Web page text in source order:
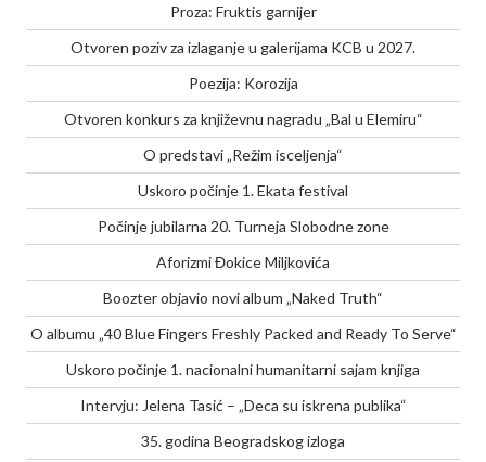
Proza: Fruktis garnijer
Otvoren poziv za izlaganje u galerijama KCB u 2027.
Poezija: Korozija
Otvoren konkurs za književnu nagradu „Bal u Elemiru“
O predstavi „Režim isceljenja“
Uskoro počinje 1. Ekata festival
Počinje jubilarna 20. Turneja Slobodne zone
Aforizmi Đokice Miljkovića
Boozter objavio novi album „Naked Truth“
O albumu „40 Blue Fingers Freshly Packed and Ready To Serve“
Uskoro počinje 1. nacionalni humanitarni sajam knjiga
Intervju: Jelena Tasić – „Deca su iskrena publika“
35. godina Beogradskog izloga